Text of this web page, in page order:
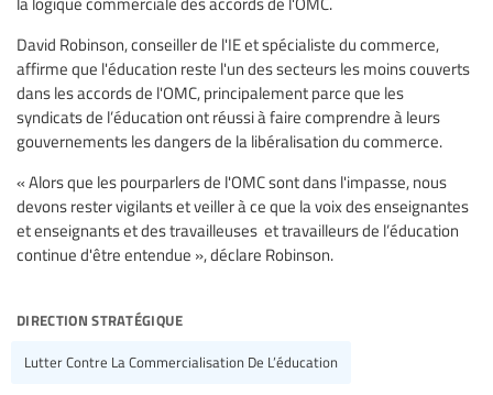
David Robinson, conseiller de l'IE et spécialiste du commerce,
affirme que l'éducation reste l'un des secteurs les moins couverts
dans les accords de l'OMC, principalement parce que les
syndicats de l’éducation ont réussi à faire comprendre à leurs
gouvernements les dangers de la libéralisation du commerce.
« Alors que les pourparlers de l'OMC sont dans l'impasse, nous
devons rester vigilants et veiller à ce que la voix des enseignantes
et enseignants et des travailleuses et travailleurs de l’éducation
continue d'être entendue », déclare Robinson.
direction stratégique
Lutter Contre La Commercialisation De L’éducation